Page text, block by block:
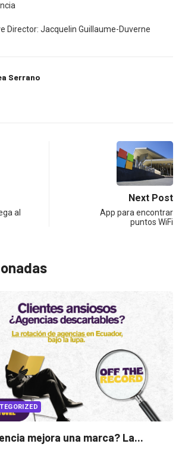
Director: Jacquelin Guillaume-Duverne
Serrano
al
Next Post
App para encontrar
puntos WiFi
mejora una marca? La...